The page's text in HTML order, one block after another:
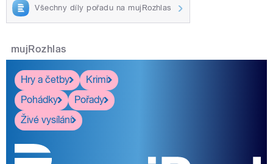
Všechny díly pořadu na mujRozhlas
mujRozhlas
Hry a četby
Krimi
Pohádky
Pořady
Živé vysílání